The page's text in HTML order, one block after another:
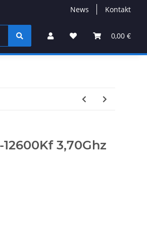
News Kontakt
0,00 €
3,70Ghz